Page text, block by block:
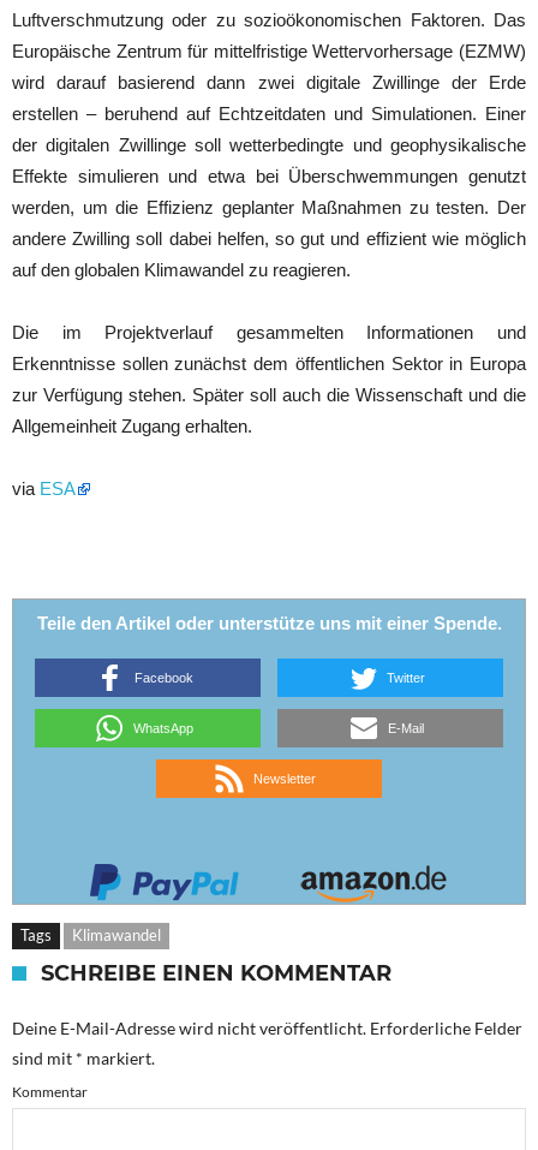
Luftverschmutzung oder zu sozioökonomischen Faktoren. Das
Europäische Zentrum für mittelfristige Wettervorhersage (EZMW)
wird darauf basierend dann zwei digitale Zwillinge der Erde
erstellen – beruhend auf Echtzeitdaten und Simulationen. Einer
der digitalen Zwillinge soll wetterbedingte und geophysikalische
Effekte simulieren und etwa bei Überschwemmungen genutzt
werden, um die Effizienz geplanter Maßnahmen zu testen. Der
andere Zwilling soll dabei helfen, so gut und effizient wie möglich
auf den globalen Klimawandel zu reagieren.
Die im Projektverlauf gesammelten Informationen und
Erkenntnisse sollen zunächst dem öffentlichen Sektor in Europa
zur Verfügung stehen. Später soll auch die Wissenschaft und die
Allgemeinheit Zugang erhalten.
via ESA
Teile den Artikel oder unterstütze uns mit einer Spende.
Facebook Twitter
WhatsApp E-Mail
Newsletter
Tags Klimawandel
SCHREIBE EINEN KOMMENTAR
Deine E-Mail-Adresse wird nicht veröffentlicht. Erforderliche Felder
sind mit * markiert.
Kommentar